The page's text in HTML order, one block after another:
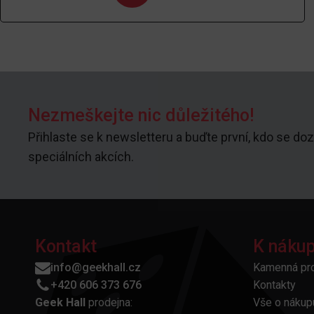
Nezmeškejte nic důležitého!
Přihlaste se k newsletteru a buďte první, kdo se
speciálních akcích.
Kontakt
info@geekhall.cz
+420 606 373 676
Geek Hall
prodejna:
K
Kamenná
Kontakty
Vše o